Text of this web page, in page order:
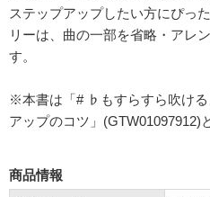
ステップアップしたい方にぴっ
リーは、曲の一部を省略・アレ
す。
※本書は「# ♭もすらすら吹け
アップのコツ」(GTW01097912)
商品情報